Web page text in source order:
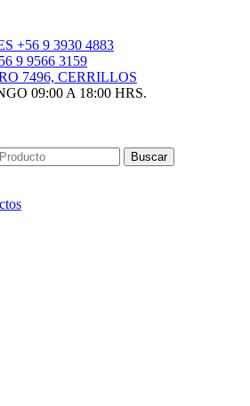
+56 9 3930 4883
9 9566 3159
7496, CERRILLOS
09:00 A 18:00 HRS.
Buscar